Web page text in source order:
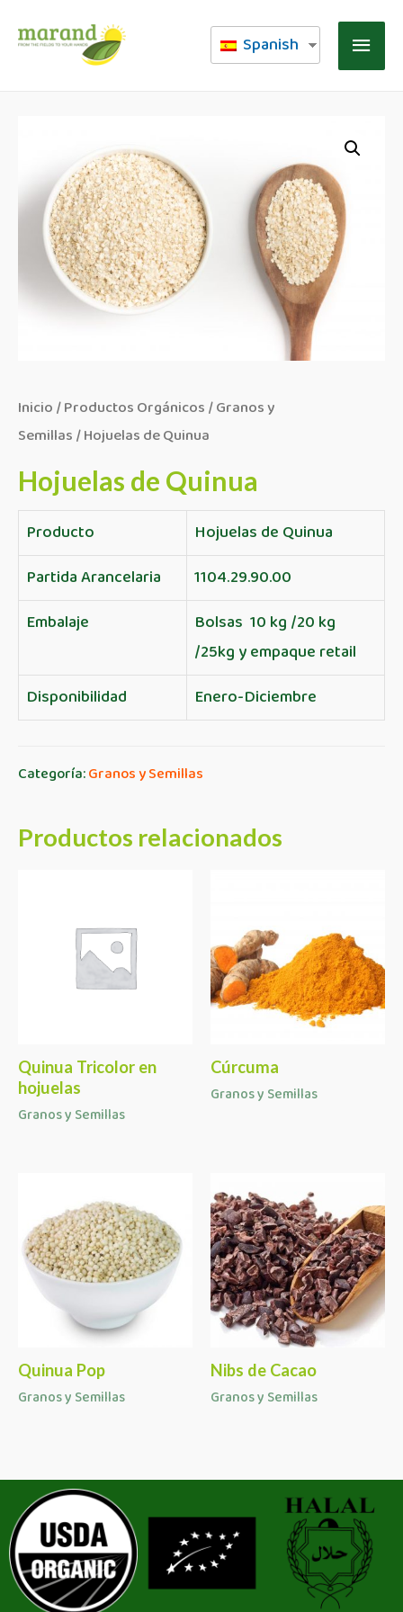
Spanish
Inicio/Productos Orgánicos/Granos y
Semillas/ Hojuelas de Quinua
Hojuelas de Quinua
Producto
Hojuelas de Quinua
Partida Arancelaria
1104.29.90.00
Embalaje
Bolsas 10 kg /20 kg
/25kg y empaque retail
Disponibilidad
Enero-Diciembre
Categoría:Granos y Semillas
Productos relacionados
Quinua Tricolor en
hojuelas
Granos y Semillas
Cúrcuma
Granos y Semillas
Quinua Pop
Granos y Semillas
Nibs de Cacao
Granos y Semillas